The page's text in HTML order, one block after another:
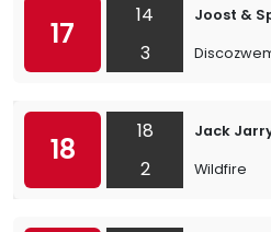
17
14
3
Joost &
18
18
2
Jack
Wildfire